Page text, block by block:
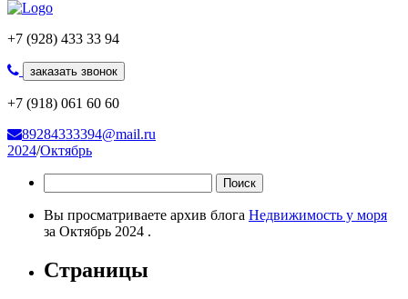
+7 (928) 433 33 94
заказать звонок
+7 (918) 061 60 60
89284333394@mail.ru
2024/Октябрь
Вы просматриваете архив блога Недвижимость у моря
за Октябрь 2024 .
Страницы